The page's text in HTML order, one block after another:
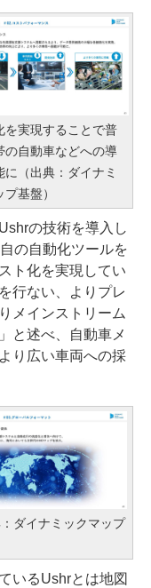
を実現することで普
の自動車などへの導
に（出典：ダイナミ
基盤）
の技術を導入し
の自動化ツールを
ト化を実現してい
行ない、よりプレ
メインストリーム
と述べ、自動車メ
り広い車両への採
ダイナミックマップ
いるUshrとは地図